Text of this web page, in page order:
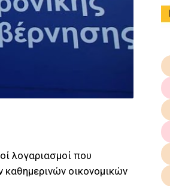
λογαριασμοί που
καθημερινών οικονομικών